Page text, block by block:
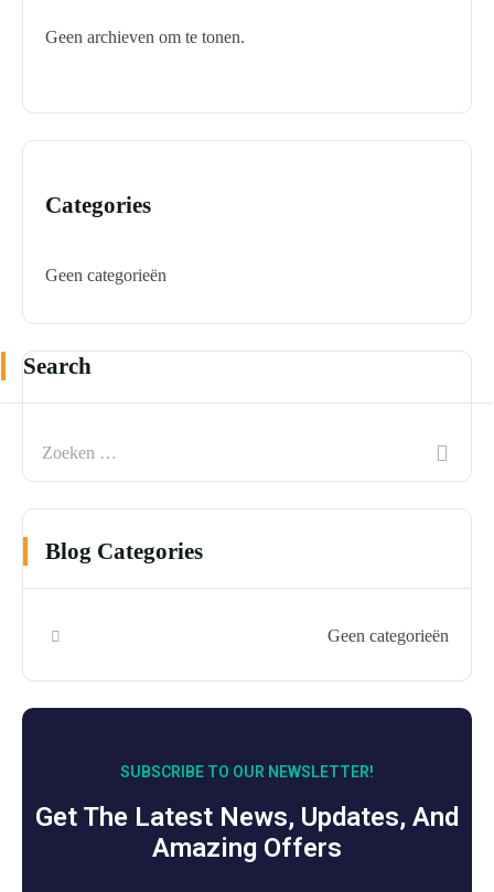
Geen archieven om te tonen.
Categories
Geen categorieën
Search
Blog Categories
Geen categorieën
SUBSCRIBE TO OUR NEWSLETTER!
Get The Latest News, Updates, And
Amazing Offers